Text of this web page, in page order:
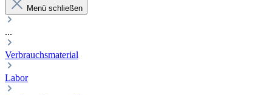
Menü schließen
...
Verbrauchsmaterial
Labor